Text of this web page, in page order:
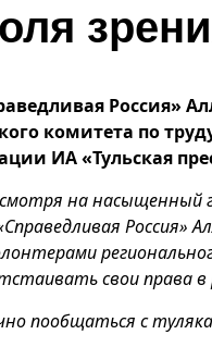
Россия»
комитета по
ИА «Тульская
на насыщенный
Россия»
свои права
пообщаться с